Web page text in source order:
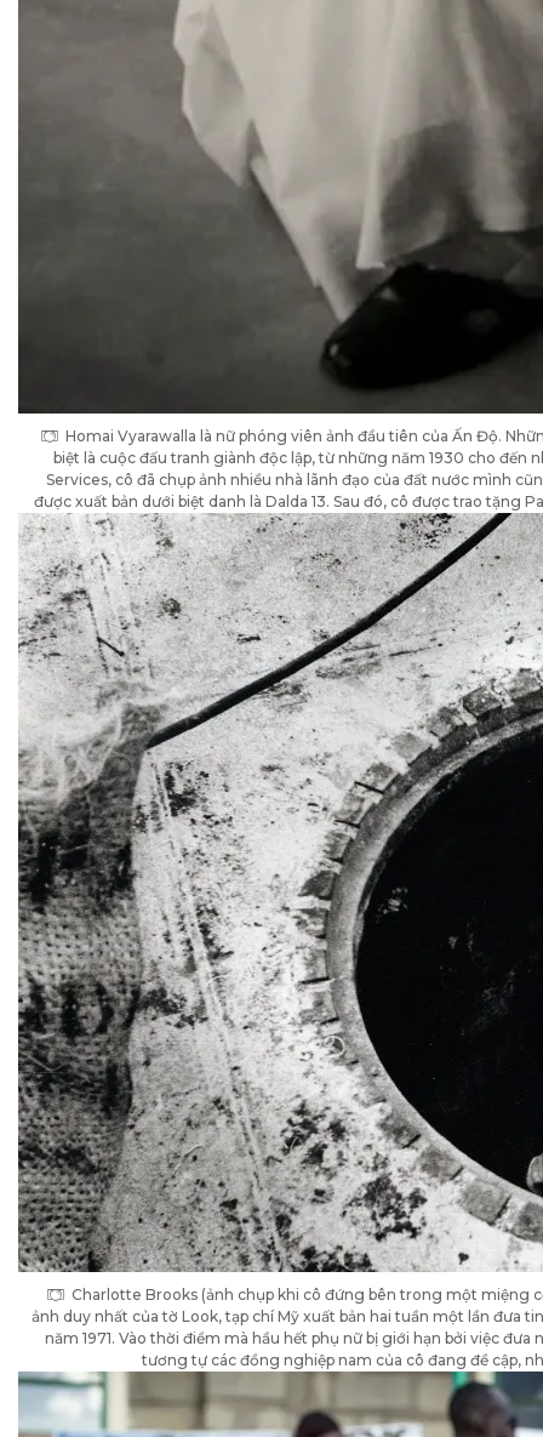
Homai Vyarawalla là nữ phóng viên ảnh đầu tiên của Ấn Độ.
biệt là cuộc đấu tranh giành độc lập, từ những năm 1930 cho
Services, cô đã chụp ảnh nhiều nhà lãnh đạo của đất nước mình
được xuất bản dưới biệt danh là Dalda 13. Sau đó, cô được trao tặng
Charlotte Brooks (ảnh chụp khi cô đứng bên trong một miệng
ảnh duy nhất của tờ Look, tạp chí Mỹ xuất bản hai tuần một lần đưa
năm 1971. Vào thời điểm mà hầu hết phụ nữ bị giới hạn bởi việc
tương tự các đồng nghiệp nam của cô đang đề cập,